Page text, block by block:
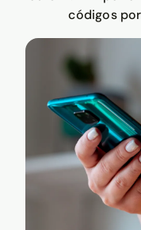
códigos